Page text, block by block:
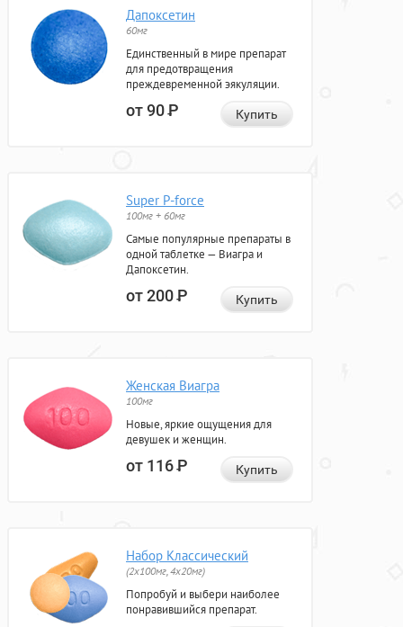
Дапоксетин
60мг
Единственный в мире препарат
для предотвращения
преждевременной эякуляции.
от 90Р Купить
Super P-force
100мг + 60мг
Самые популярные препараты в
одной таблетке — Виагра и
Дапоксетин.
от 200Р Купить
Женская Виагра
100мг
Новые, яркие ощущения для
девушек и женщин.
от 116Р Купить
Набор Классический
(2x100мг, 4x20мг)
Попробуй и выбери наиболее
понравившийся препарат.